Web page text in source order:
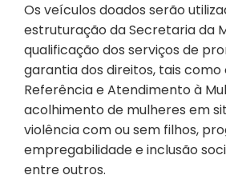
Os veículos doados serão
estruturação da Secretaria da
qualificação dos serviços de
garantia dos direitos, tais
Referência e Atendimento à
acolhimento de mulheres em
violência com ou sem filhos,
empregabilidade e inclusão
entre outros.